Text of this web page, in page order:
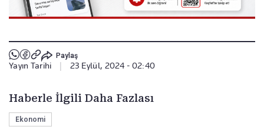
Paylaş
Yayın Tarihi 23 Eylül, 2024 - 02:40
Haberle İlgili Daha Fazlası
Ekonomi